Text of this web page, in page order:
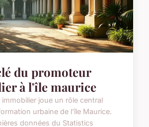
du promoteur
à l'île maurice
joue un rôle central
urbaine de l'île Maurice.
données du Statistics